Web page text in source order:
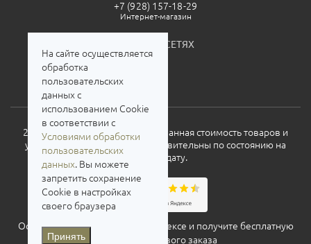
+7 (928) 157-18-29
Интернет-магазин
МЫ В СОЦСЕТЯХ
2026. Все права защищены. Указанная стоимость товаров и
условия их приобретения действительны по состоянию на
текущую дату.
Оставьте свой отзыв о нас на Яндексе и получите бесплатную
доставку для нового заказа
На сайте осуществляется
обработка
пользовательских
данных с
использованием Cookie
в соответствии с
Условиями обработки
пользовательских
данных. Вы можете
запретить сохранение
Cookie в настройках
своего браузера
Принять